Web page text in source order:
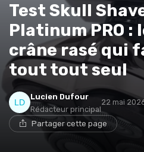
Test Skull
Platinum PRO :
crâne rasé qui
tout tout seul
Lucien Dufour
Rédacteur principal
22 mai
Partager cette page